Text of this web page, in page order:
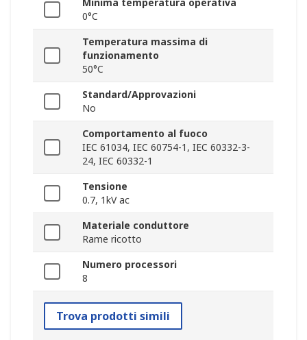
Minima temperatura operativa
0°C
Temperatura massima di
funzionamento
50°C
Standard/Approvazioni
No
Comportamento al fuoco
IEC 61034, IEC 60754-1, IEC 60332-3-
24, IEC 60332-1
Tensione
0.7, 1kV ac
Materiale conduttore
Rame ricotto
Numero processori
8
Trova prodotti simili